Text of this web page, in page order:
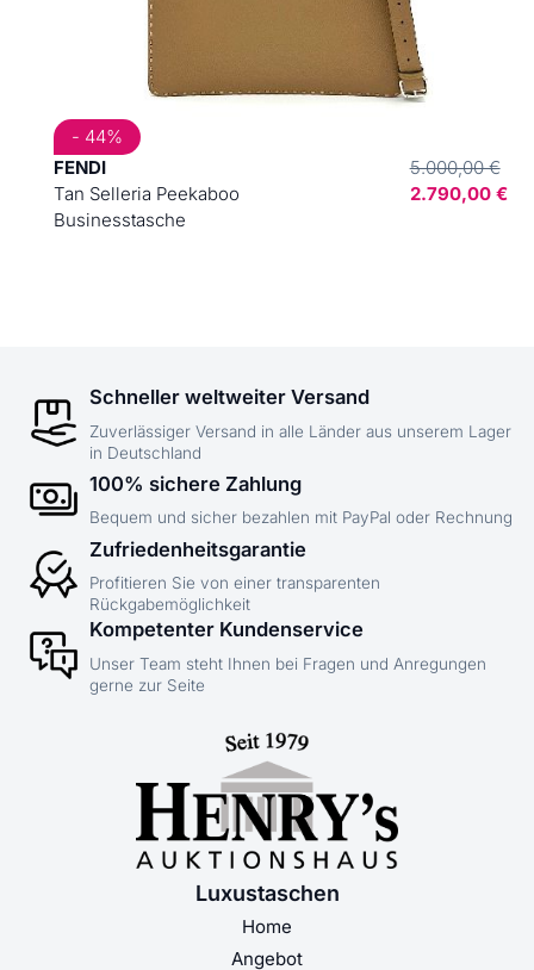
FENDI
Tan Selleria Peekaboo
Businesstasche
5.000,00 €
2.790,00 €
- 44%
Schneller weltweiter Versand
Zuverlässiger Versand in alle Länder aus unserem Lager
in Deutschland
100% sichere Zahlung
Bequem und sicher bezahlen mit PayPal oder Rechnung
Zufriedenheitsgarantie
Profitieren Sie von einer transparenten
Rückgabemöglichkeit
Kompetenter Kundenservice
Unser Team steht Ihnen bei Fragen und Anregungen
gerne zur Seite
Luxustaschen
Home
Angebot